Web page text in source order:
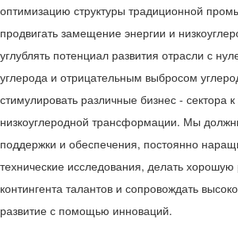
оптимизацию структуры традиционной
продвигать замещение энергии и
углублять потенциал развития отрасли с
углерода и отрицательным выбросом
стимулировать различные бизнес - сектора
низкоуглеродной трансформации. Мы
поддержки и обеспечения, постоянно
технические исследования, делать
контингента талантов и сопровождать
развитие с помощью инноваций.